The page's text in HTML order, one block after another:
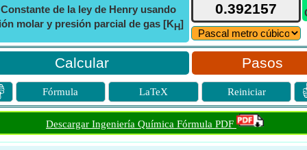
Constante de la ley de Henry usando
molar y presión parcial de gas [KH]
Pasos
Fórmula LaTeX Reiniciar
Descargar Ingeniería Química Fórmula PDF